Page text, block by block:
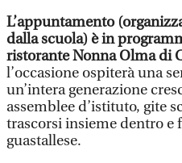
L’appuntamento
dalla scuola) è in
ristorante Nonna Olma di
l’occasione ospiterà una
un’intera generazione
assemblee d’istituto, gite
trascorsi insieme dentro e
guastallese.